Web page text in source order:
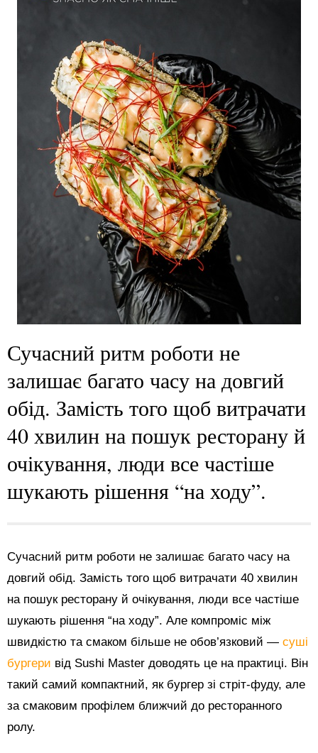
Сучасний ритм роботи не
залишає багато часу на довгий
обід. Замість того щоб витрачати
40 хвилин на пошук ресторану й
очікування, люди все частіше
шукають рішення “на ходу”.
Сучасний ритм роботи не залишає багато часу на
довгий обід. Замість того щоб витрачати 40 хвилин
на пошук ресторану й очікування, люди все частіше
шукають рішення “на ходу”. Але компроміс між
швидкістю та смаком більше не обов’язковий — суші
бургери від Sushi Master доводять це на практиці. Він
такий самий компактний, як бургер зі стріт-фуду, але
за смаковим профілем ближчий до ресторанного
ролу.